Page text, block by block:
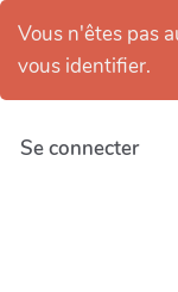
Vous n'êtes pas
vous identifier.
Se connecter